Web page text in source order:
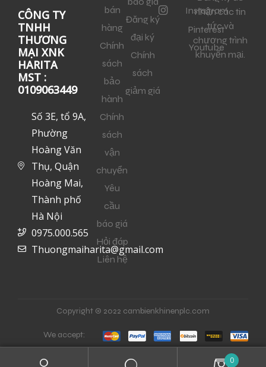
CÔNG TY
TNHH
THƯƠNG
MẠI XNK
HARITA
MST :
0109063449
Số 3E, tổ 9A,
Phường
Hoàng Văn
Thụ, Quận
Hoàng Mai,
Thành phố
Hà Nội
0975.000.565
Thuongmaiharita@gmail.com
bán
hàng
Chính
sách
bảo
hành
Chính
sách
vận
chuyển
Yêu
cầu
báo giá
Hỏi đáp
Liên hệ
Đăng ký
đại ký
Chính
sách
giảm giá
Instagram
Pinterest
Youtube
nhận các tin
tức và
chương trình
khuyến mại.
Copyright © 2022 cambienkhinenplc.com
We accept:
0